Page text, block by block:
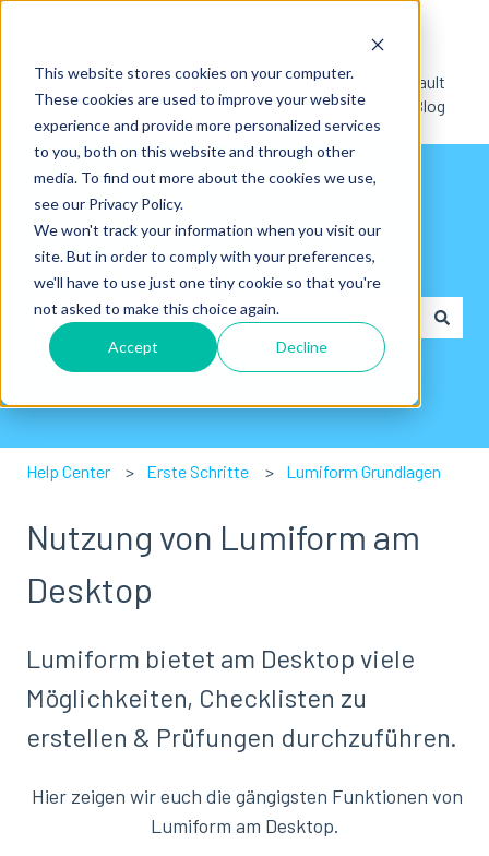
This website stores cookies on your computer.
These cookies are used to improve your website
experience and provide more personalized services
to you, both on this website and through other
media. To find out more about the cookies we use,
see our Privacy Policy.
We won't track your information when you visit our
site. But in order to comply with your preferences,
we'll have to use just one tiny cookie so that you're
not asked to make this choice again.
Accept Decline
Default
HubSpot Blog
Hi👋. Wie können wir dir helfen?
Es gibt keine Vorschläge, da das Suchfeld leer ist.
Help Center Erste Schritte Lumiform Grundlagen
Nutzung von Lumiform am
Desktop
Lumiform bietet am Desktop viele
Möglichkeiten, Checklisten zu
erstellen & Prüfungen durchzuführen.
Hier zeigen wir euch die gängigsten Funktionen von
Lumiform am Desktop.